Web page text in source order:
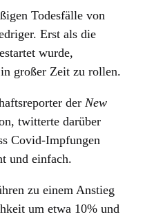
Todesfälle von
Erst als die
wurde,
großer Zeit zu rollen.
derNew
twitterte darüber
Covid-Impfungen
und einfach.
zu einem Anstieg
um etwa 10% und